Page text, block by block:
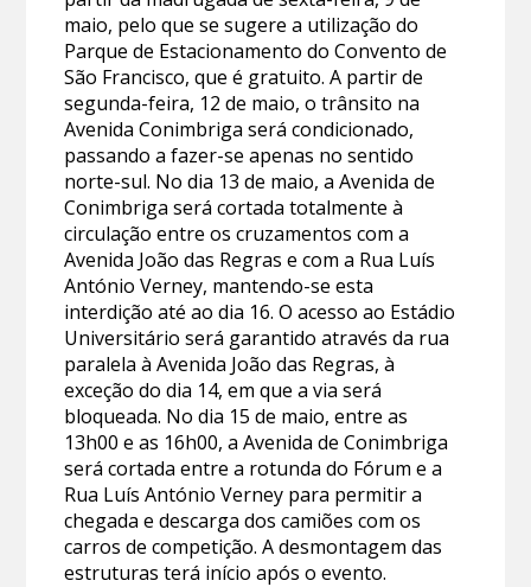
maio, pelo que se sugere a utilização do
Parque de Estacionamento do Convento de
São Francisco, que é gratuito. A partir de
segunda-feira, 12 de maio, o trânsito na
Avenida Conimbriga será condicionado,
passando a fazer-se apenas no sentido
norte-sul. No dia 13 de maio, a Avenida de
Conimbriga será cortada totalmente à
circulação entre os cruzamentos com a
Avenida João das Regras e com a Rua Luís
António Verney, mantendo-se esta
interdição até ao dia 16. O acesso ao Estádio
Universitário será garantido através da rua
paralela à Avenida João das Regras, à
exceção do dia 14, em que a via será
bloqueada. No dia 15 de maio, entre as
13h00 e as 16h00, a Avenida de Conimbriga
será cortada entre a rotunda do Fórum e a
Rua Luís António Verney para permitir a
chegada e descarga dos camiões com os
carros de competição. A desmontagem das
estruturas terá início após o evento.